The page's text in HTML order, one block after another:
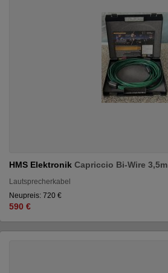
HMS Elektronik Capriccio Bi-Wire 3,5m
Lautsprecherkabel
Neupreis: 720 €
590 €